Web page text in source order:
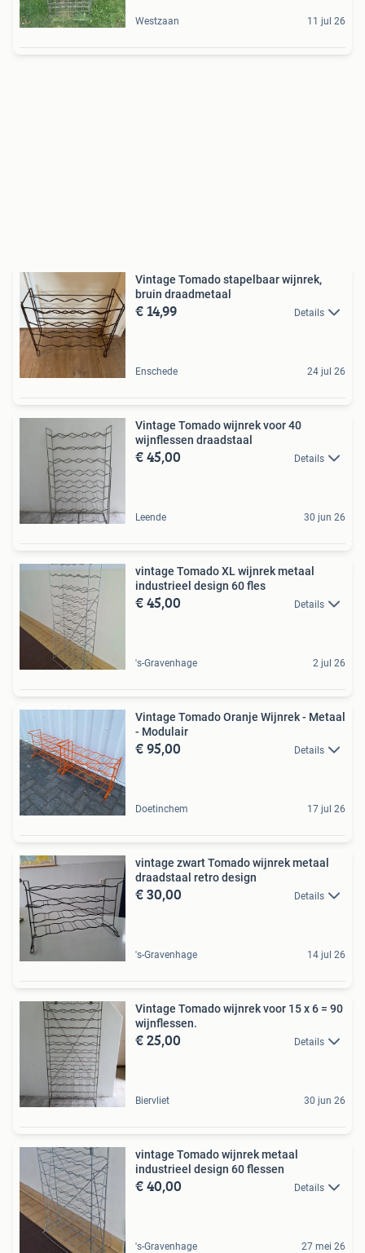
Westzaan 11 jul 26
Vintage Tomado stapelbaar wijnrek,
bruin draadmetaal
€ 14,99 Details
Enschede 24 jul 26
Vintage Tomado wijnrek voor 40
wijnflessen draadstaal
€ 45,00 Details
Leende 30 jun 26
vintage Tomado XL wijnrek metaal
industrieel design 60 fles
€ 45,00 Details
's-Gravenhage 2 jul 26
Vintage Tomado Oranje Wijnrek - Metaal
- Modulair
€ 95,00 Details
Doetinchem 17 jul 26
vintage zwart Tomado wijnrek metaal
draadstaal retro design
€ 30,00 Details
's-Gravenhage 14 jul 26
Vintage Tomado wijnrek voor 15 x 6 = 90
wijnflessen.
€ 25,00 Details
Biervliet 30 jun 26
vintage Tomado wijnrek metaal
industrieel design 60 flessen
€ 40,00 Details
's-Gravenhage 27 mei 26